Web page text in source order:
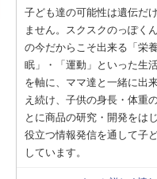
子ども達の可能性は遺伝だ
ません。スクスクのっぽく
の今だからこそ出来る「栄
眠」・「運動」といった生
を軸に、ママ達と一緒に出
え続け、子供の身長・体重
とに商品の研究・開発をは
役立つ情報発信を通して子
しています。